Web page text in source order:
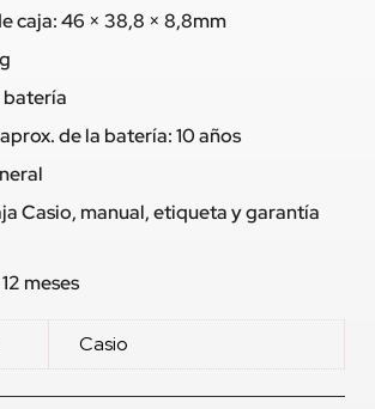
caja: 46 × 38,8 × 8,8mm
batería
de la batería: 10 años
Casio, manual, etiqueta y garantía
meses
Casio